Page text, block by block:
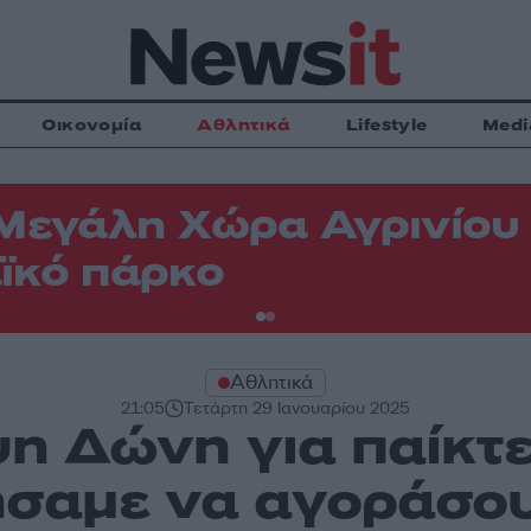
Οικονομία Αθλητικά Lifestyle
Χώρα Αγρινίου
πάρκο
Αθλητικά
21:05 Τετάρτη 29 Ιανουαρίου 2025
Δώνη για
να